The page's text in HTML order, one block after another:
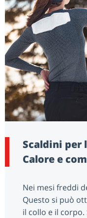
Scaldini per
Calore e
Nei mesi freddi
Questo si può
il collo e il